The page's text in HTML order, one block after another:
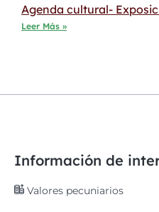
Agenda cultural-
Leer Más »
Información de
Valores pecuniarios